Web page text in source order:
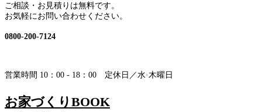
ご相談・お見積りは無料です。
お気軽にお問い合わせください。
0800-200-7124
営業時間 10：00 - 18：00 定休日／水·木曜日
お家づくりBOOK